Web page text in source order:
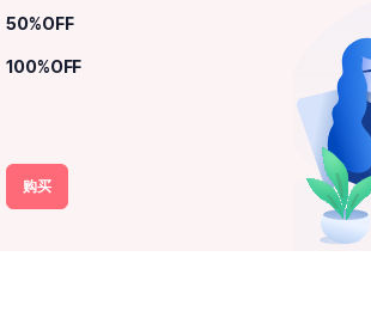
50%OFF
100%OFF
购买